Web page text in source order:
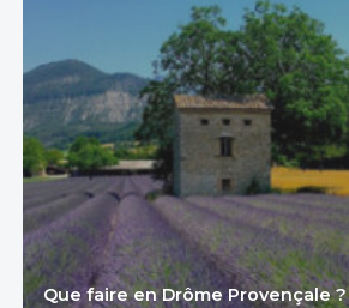
Que faire en Drôme Provençale ?